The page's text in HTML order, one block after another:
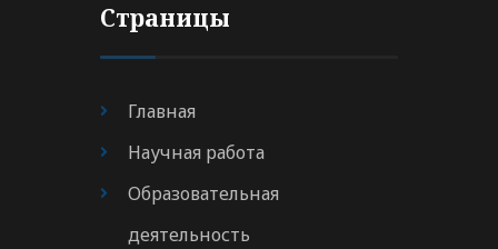
Страницы
Главная
Научная работа
Образовательная
деятельность